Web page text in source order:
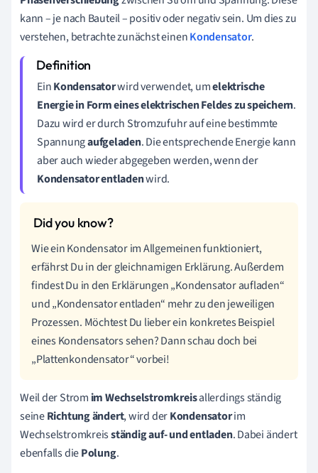
kann – je nach Bauteil – positiv oder negativ sein. Um dies zu
verstehen, betrachte zunächst einenKondensator.
EinKondensatorwird verwendet, umelektrische
Energie in Form eines elektrischen Feldes zu speichern.
Dazu wird er durch Stromzufuhr auf eine bestimmte
Spannungaufgeladen. Die entsprechende Energie kann
aber auch wieder abgegeben werden, wenn der
Kondensator entladenwird.
Wie ein Kondensator im Allgemeinen funktioniert,
erfährst Du in der gleichnamigen Erklärung. Außerdem
findest Du in den Erklärungen „Kondensator aufladen“
und „Kondensator entladen“ mehr zu den jeweiligen
Prozessen. Möchtest Du lieber ein konkretes Beispiel
eines Kondensators sehen? Dann schau doch bei
„Plattenkondensator“ vorbei!
Weil der Strom im Wechselstromkreisallerdings ständig
seineRichtung ändert, wird derKondensatorim
Wechselstromkreisständig auf- und entladen. Dabei ändert
ebenfalls diePolung.